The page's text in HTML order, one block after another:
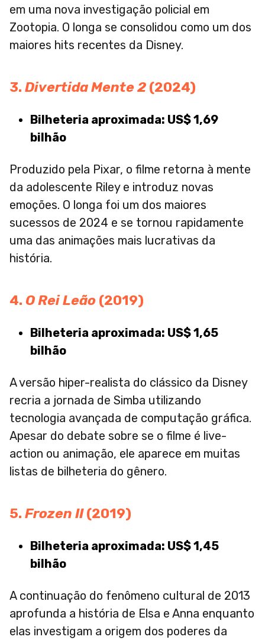
em uma nova investigação policial em
Zootopia. O longa se consolidou como um dos
maiores hits recentes da Disney.
3. Divertida Mente 2 (2024)
Bilheteria aproximada: US$ 1,69
bilhão
Produzido pela Pixar, o filme retorna à mente
da adolescente Riley e introduz novas
emoções. O longa foi um dos maiores
sucessos de 2024 e se tornou rapidamente
uma das animações mais lucrativas da
história.
4. O Rei Leão (2019)
Bilheteria aproximada: US$ 1,65
bilhão
A versão hiper-realista do clássico da Disney
recria a jornada de Simba utilizando
tecnologia avançada de computação gráfica.
Apesar do debate sobre se o filme é live-
action ou animação, ele aparece em muitas
listas de bilheteria do gênero.
5. Frozen II(2019)
Bilheteria aproximada: US$ 1,45
bilhão
A continuação do fenômeno cultural de 2013
aprofunda a história de Elsa e Anna enquanto
elas investigam a origem dos poderes da